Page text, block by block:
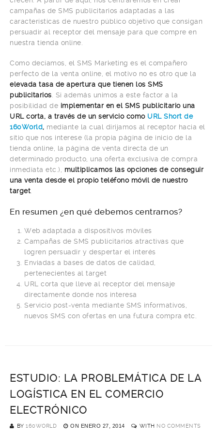
campañas de SMS publicitarios adaptadas a las
características de nuestro público objetivo que consigan
persuadir al receptor del mensaje para que compre en
nuestra tienda online.
Como decíamos, el SMS Marketing es el compañero
perfecto de la venta online, el motivo no es otro que la
elevada tasa de apertura que tienen los SMS
publicitarios . Si además unimos a este factor a la
posibilidad de implementar en el SMS publicitario una
URL corta, a través de un servicio como URL Short de
160World, mediante la cual dirijamos al receptor hacia el
sitio que nos interese (la propia página de inicio de la
tienda online, la página de venta directa de un
determinado producto, una oferta exclusiva de compra
inmediata etc.), multiplicamos las opciones de conseguir
una venta desde el propio teléfono móvil de nuestro
target
En resumen ¿en qué debemos centrarnos?
Web adaptada a dispositivos móviles
Campañas de SMS publicitarios atractivas que
logren persuadir y despertar el interés
Enviadas a bases de datos de calidad,
pertenecientes al target
URL corta que lleve al receptor del mensaje
directamente donde nos interesa
Servicio post-venta mediante SMS informativos,
nuevos SMS con ofertas en una futura compra etc.
ESTUDIO: LA PROBLEMÁTICA DE LA
LOGÍSTICA EN EL COMERCIO
ELECTRÓNICO
BY 160WORLD ON ENERO 27, 2014 WITH NO COMMENTS